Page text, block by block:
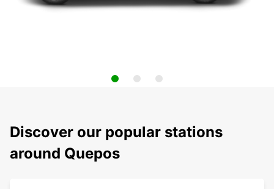
Discover our popular stations
around Quepos